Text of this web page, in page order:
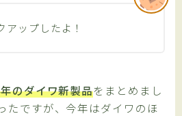
ップしたよ！
のダイワ新製品をまとめまし
たですが、今年はダイワのほ